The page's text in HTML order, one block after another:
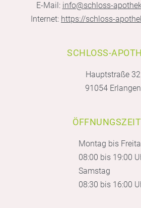
E-Mail: info@schloss-
Internet: https://schloss-
SCHLOSS-
Hauptstraße 32
91054 Erlangen
Montag bis
08:00 bis 19:00
Samstag
08:30 bis 16:00